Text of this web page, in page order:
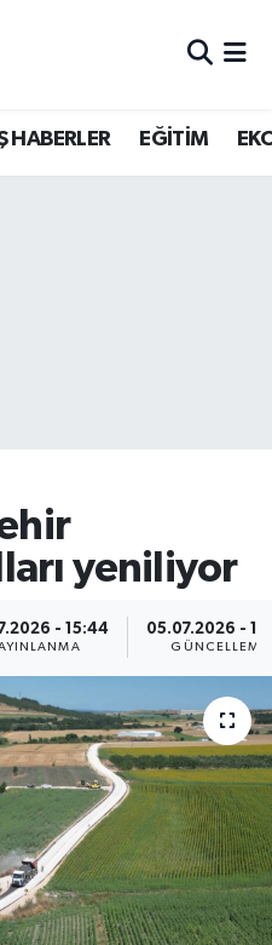
HABERLER EĞİTİM
yeniliyor
- 15:44 05.07.2026 -
GÜNCELLEME